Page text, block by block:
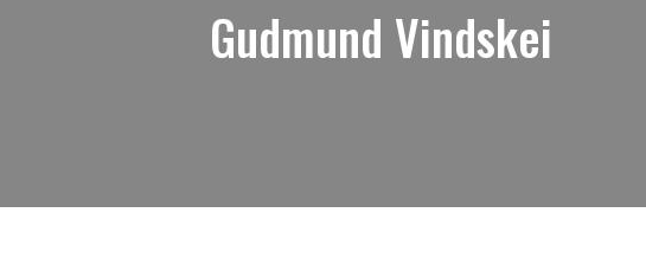
Gudmund Vindskei